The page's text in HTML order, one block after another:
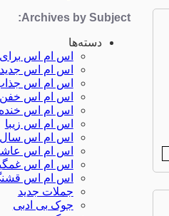
Archives by Subject:
دسته‌ها
اس ام اس
اس ام اس جدید
اس ام اس
اس ام اس خفن
اس ام اس خنده
اس ام اس زیبا
اس ام اس سال
اس ام اس
اس ام اس
اس ام اس
جملات جدید
جوک بی ادبی